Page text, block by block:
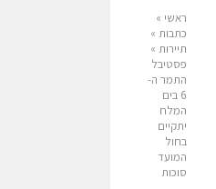
ראשי »
כתבות »
תיירות »
פסטיבל
התמר ה-
6 בים
המלח
יתקיים
בחול
המועד
סוכות